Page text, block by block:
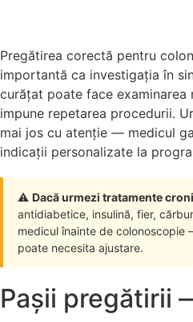
Pregătirea corectă pentru
importantă ca investigația în
curățat poate face examinarea
impune repetarea procedurii.
mai jos cu atenție — medicul
indicații personalizate la
⚠️ Dacă urmezi tratamente
antidiabetice, insulină, fier,
medicul înainte de
poate necesita ajustare.
Pașii pregătirii